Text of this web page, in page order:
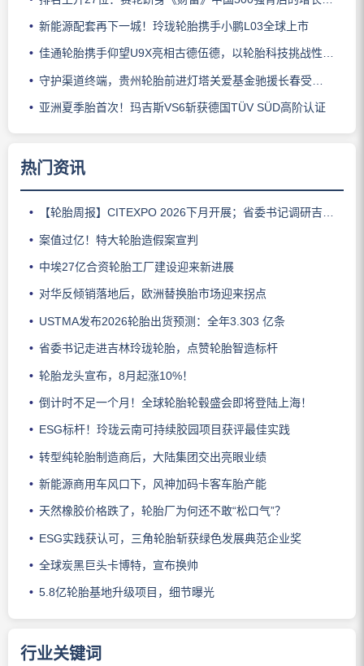
新能源配套再下一城！玲珑轮胎携手小鹏L03全球上市
佳通轮胎携手仰望U9X亮相古德伍德，以轮胎科技挑战性能边界
守护渠道终端，贵州轮胎前进灯塔关爱基金驰援长春受灾门店
亚洲夏季胎首次！玛吉斯VS6斩获德国TÜV SÜD高阶认证
热门资讯
【轮胎周报】CITEXPO 2026下月开展；省委书记调研吉林玲珑；佳通推出新能源轻卡轮胎；三角轮胎斩获大奖；中策宣布涨价
案值过亿！特大轮胎造假案宣判
中埃27亿合资轮胎工厂建设迎来新进展
对华反倾销落地后，欧洲替换胎市场迎来拐点
USTMA发布2026轮胎出货预测：全年3.303 亿条
省委书记走进吉林玲珑轮胎，点赞轮胎智造标杆
轮胎龙头宣布，8月起涨10%！
倒计时不足一个月！全球轮胎轮毂盛会即将登陆上海！
ESG标杆！玲珑云南可持续胶园项目获评最佳实践
转型纯轮胎制造商后，大陆集团交出亮眼业绩
新能源商用车风口下，风神加码卡客车胎产能
天然橡胶价格跌了，轮胎厂为何还不敢“松口气”？
ESG实践获认可，三角轮胎斩获绿色发展典范企业奖
全球炭黑巨头卡博特，宣布换帅
5.8亿轮胎基地升级项目，细节曝光
行业关键词